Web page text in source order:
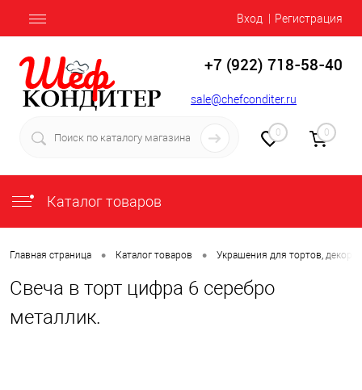
Вход Регистрация
+7 (922) 718-58-40
sale@chefconditer.ru
0 0
Каталог товаров
Главная страница • Каталог товаров • Украшения для тортов, декор
Свеча в торт цифра 6 серебро
металлик.